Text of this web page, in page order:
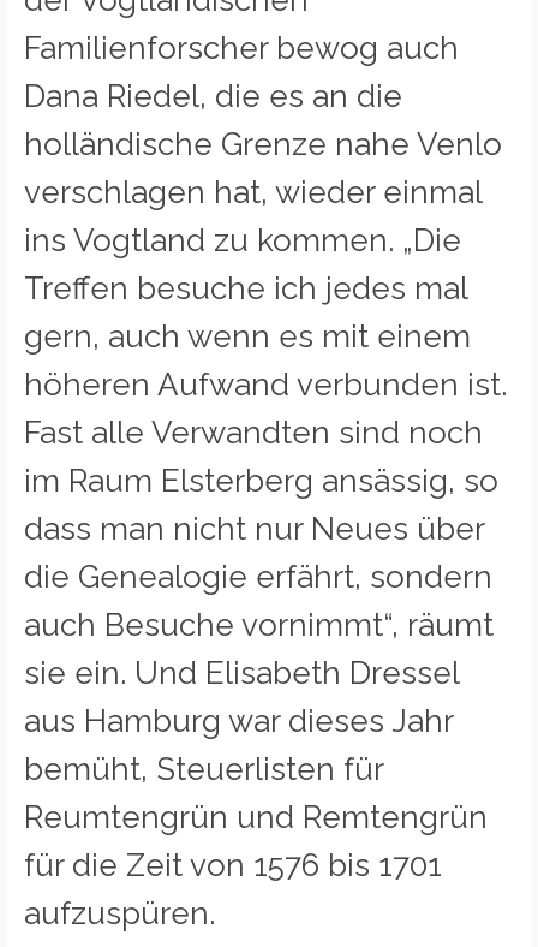
Familienforscher bewog auch
Dana Riedel, die es an die
holländische Grenze nahe Venlo
verschlagen hat, wieder einmal
ins Vogtland zu kommen. „Die
Treffen besuche ich jedes mal
gern, auch wenn es mit einem
höheren Aufwand verbunden ist.
Fast alle Verwandten sind noch
im Raum Elsterberg ansässig, so
dass man nicht nur Neues über
die Genealogie erfährt, sondern
auch Besuche vornimmt“, räumt
sie ein. Und Elisabeth Dressel
aus Hamburg war dieses Jahr
bemüht, Steuerlisten für
Reumtengrün und Remtengrün
für die Zeit von 1576 bis 1701
aufzuspüren.